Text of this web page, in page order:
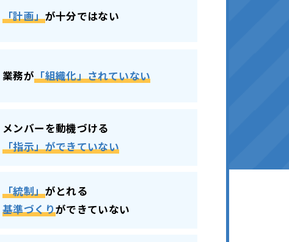
「計画」が十分ではない
業務が「組織化」されていない
メンバーを動機づける
「指示」ができていない
「統制」がとれる
基準づくりができていない